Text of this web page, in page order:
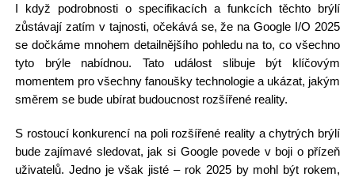
I když podrobnosti o specifikacích a funkcích těchto brýlí
zůstávají zatím v tajnosti, očekává se, že na Google I/O 2025
se dočkáme mnohem detailnějšího pohledu na to, co všechno
tyto brýle nabídnou. Tato událost slibuje být klíčovým
momentem pro všechny fanoušky technologie a ukázat, jakým
směrem se bude ubírat budoucnost rozšířené reality.
S rostoucí konkurencí na poli rozšířené reality a chytrých brýlí
bude zajímavé sledovat, jak si Google povede v boji o přízeň
uživatelů. Jedno je však jisté – rok 2025 by mohl být rokem,